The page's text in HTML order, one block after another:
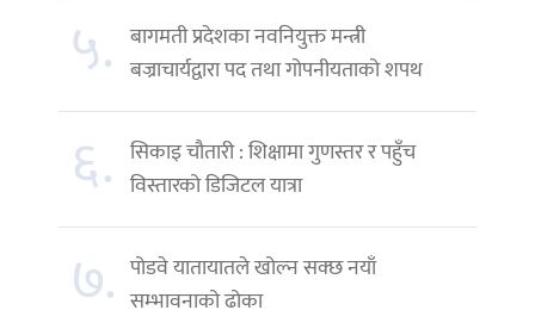
५. बागमती प्रदेशका नवनियुक्त मन्त्री
बज्राचार्यद्वारा पद तथा गोपनीयताको शपथ
६. सिकाइ चौतारी : शिक्षामा गुणस्तर र पहुँच
विस्तारको डिजिटल यात्रा
७. पोडवे यातायातले खोल्न सक्छ नयाँ
सम्भावनाको ढोका